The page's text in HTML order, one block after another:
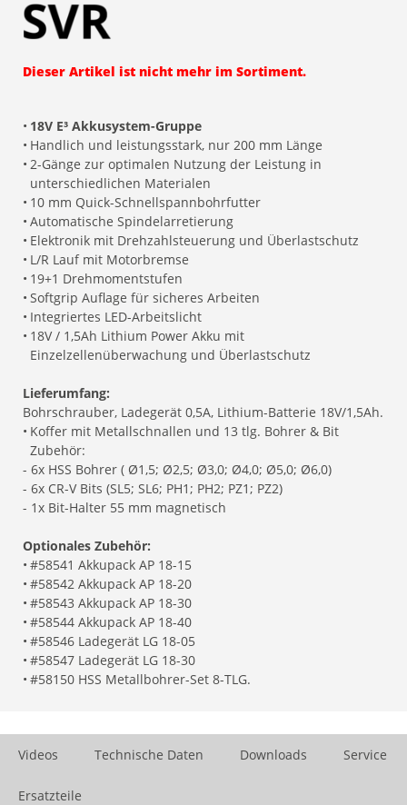
Dieser Artikel ist nicht mehr im Sortiment.
• 18V E³ Akkusystem-Gruppe
• Handlich und leistungsstark, nur 200 mm Länge
• 2-Gänge zur optimalen Nutzung der Leistung in
unterschiedlichen Materialen
• 10 mm Quick-Schnellspannbohrfutter
• Automatische Spindelarretierung
• Elektronik mit Drehzahlsteuerung und Überlastschutz
• L/R Lauf mit Motorbremse
• 19+1 Drehmomentstufen
• Softgrip Auflage für sicheres Arbeiten
• Integriertes LED-Arbeitslicht
• 18V / 1,5Ah Lithium Power Akku mit
Einzelzellenüberwachung und Überlastschutz
Lieferumfang:
Bohrschrauber, Ladegerät 0,5A, Lithium-Batterie 18V/1,5Ah.
• Koffer mit Metallschnallen und 13 tlg. Bohrer & Bit
Zubehör:
- 6x HSS Bohrer ( Ø1,5; Ø2,5; Ø3,0; Ø4,0; Ø5,0; Ø6,0)
- 6x CR-V Bits (SL5; SL6; PH1; PH2; PZ1; PZ2)
- 1x Bit-Halter 55 mm magnetisch
Optionales Zubehör:
• #58541 Akkupack AP 18-15
• #58542 Akkupack AP 18-20
• #58543 Akkupack AP 18-30
• #58544 Akkupack AP 18-40
• #58546 Ladegerät LG 18-05
• #58547 Ladegerät LG 18-30
• #58150 HSS Metallbohrer-Set 8-TLG.
Videos Technische Daten Downloads Service
Ersatzteile